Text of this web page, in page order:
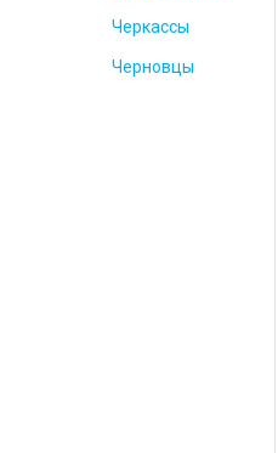
Черкассы
Черновцы